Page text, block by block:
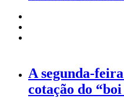
A segunda-
cotação do